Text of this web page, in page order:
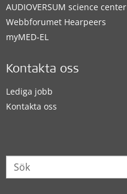
AUDIOVERSUM science center
Webbforumet Hearpeers
myMED‑EL
Kontakta oss
Lediga jobb
Kontakta oss